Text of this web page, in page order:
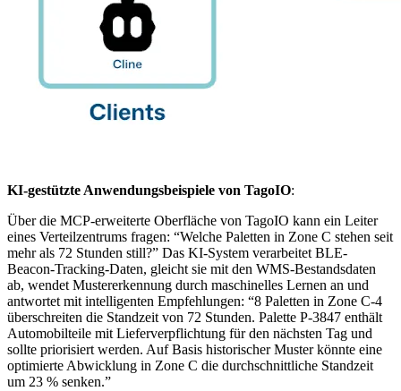
KI-gestützte Anwendungsbeispiele von TagoIO:
Über die MCP-erweiterte Oberfläche von TagoIO kann ein Leiter
eines Verteilzentrums fragen: “Welche Paletten in Zone C stehen seit
mehr als 72 Stunden still?” Das KI-System verarbeitet BLE-
Beacon-Tracking-Daten, gleicht sie mit den WMS-Bestandsdaten
ab, wendet Mustererkennung durch maschinelles Lernen an und
antwortet mit intelligenten Empfehlungen: “8 Paletten in Zone C-4
überschreiten die Standzeit von 72 Stunden. Palette P-3847 enthält
Automobilteile mit Lieferverpflichtung für den nächsten Tag und
sollte priorisiert werden. Auf Basis historischer Muster könnte eine
optimierte Abwicklung in Zone C die durchschnittliche Standzeit
um 23 % senken.”